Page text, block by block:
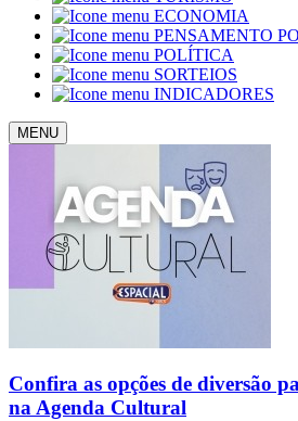
ECONOMIA
PENSAMENTO
POLÍTICA
SORTEIOS
INDICADORES
MENU
Confira as opções de diversão
na Agenda Cultural